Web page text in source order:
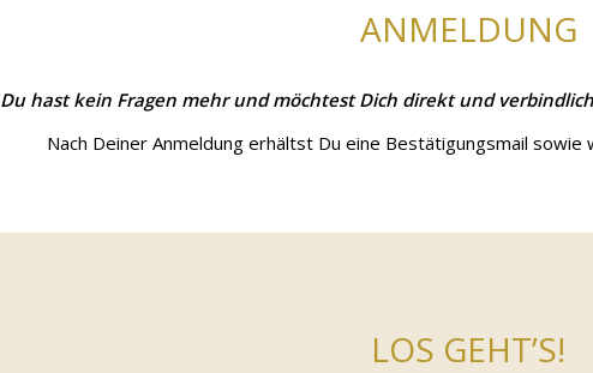
ANMELDUNG
Du hast kein Fragen mehr und möchtest Dich direkt und
Nach Deiner Anmeldung erhältst Du eine Bestätigungsmail
LOS GEHT’S!